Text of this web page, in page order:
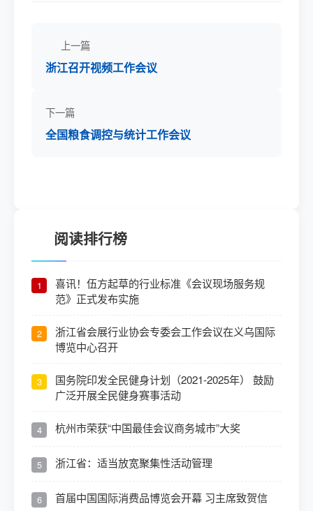
上一篇
浙江召开视频工作会议
下一篇
全国粮食调控与统计工作会议
阅读排行榜
1
喜讯！伍方起草的行业标准《会议现场服务规
范》正式发布实施
2
浙江省会展行业协会专委会工作会议在义乌国际
博览中心召开
3
国务院印发全民健身计划（2021-2025年） 鼓励
广泛开展全民健身赛事活动
4 杭州市荣获“中国最佳会议商务城市”大奖
5 浙江省：适当放宽聚集性活动管理
6 首届中国国际消费品博览会开幕 习主席致贺信